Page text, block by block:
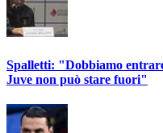
Spalletti: "Dobbiamo
Juve non può stare fuori"